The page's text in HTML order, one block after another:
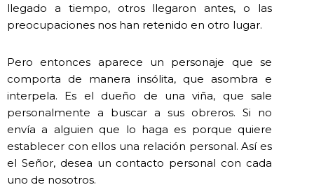
llegado a tiempo, otros llegaron antes, o las
preocupaciones nos han retenido en otro lugar.
Pero entonces aparece un personaje que se
comporta de manera insólita, que asombra e
interpela. Es el dueño de una viña, que sale
personalmente a buscar a sus obreros. Si no
envía a alguien que lo haga es porque quiere
establecer con ellos una relación personal. Así es
el Señor, desea un contacto personal con cada
uno de nosotros.